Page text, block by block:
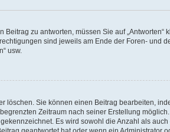
zu antworten, müssen Sie auf „Antworten“
sind jeweils am Ende der Foren- und
usw.
löschen. Sie können einen Beitrag bearbeiten,
Zeitraum nach seiner Erstellung
Es wird sowohl die Anzahl als auch